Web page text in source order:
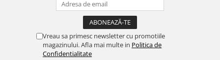
Vreau sa primesc newsletter cu promotiile
magazinului. Afla mai multe in Politica de
Confidentialitate